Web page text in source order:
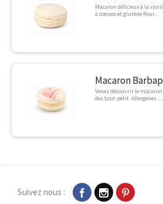
Macaron délicieux à la
à coques et glutène Pour...
Macaron
Venez découvrir le
des tout-petit. Allergènes :...
Suivez nous :